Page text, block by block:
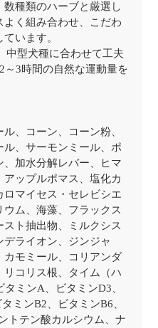
種類のハーブと厳選し
く組み合わせ、こだわ
います。
中型犬種に合わせて工夫
～3時間の自然な運動量を
、コーン、コーン粉、
、サーモンミール、ポ
、加水分解レバー、ヒマ
ップルポマス、塩化カ
ロマイセス・セレビシエ
ウム、海藻、フラックス
ト抽出物、ミルクシス
ライオン、ジンジャ
カモミール、コリアンダ
コリス根、タイム（ハ
ミンA、ビタミンD3、
ミンB2、ビタミンB6、
トテン酸カルシウム、ナ